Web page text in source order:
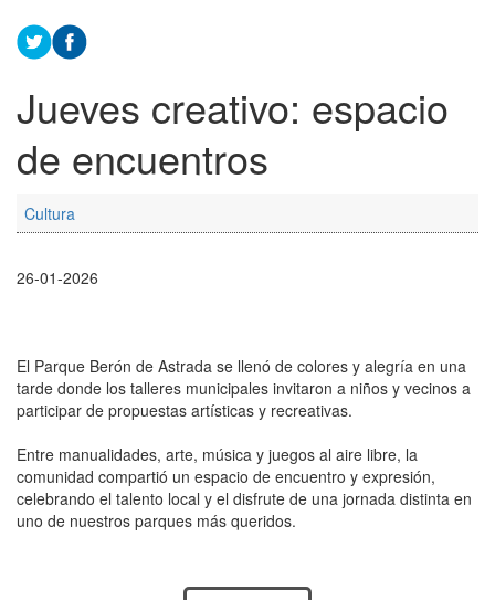
Jueves creativo: espacio
de encuentros
Cultura
26-01-2026
El Parque Berón de Astrada se llenó de colores y alegría en una
tarde donde los talleres municipales invitaron a niños y vecinos a
participar de propuestas artísticas y recreativas.
Entre manualidades, arte, música y juegos al aire libre, la
comunidad compartió un espacio de encuentro y expresión,
celebrando el talento local y el disfrute de una jornada distinta en
uno de nuestros parques más queridos.